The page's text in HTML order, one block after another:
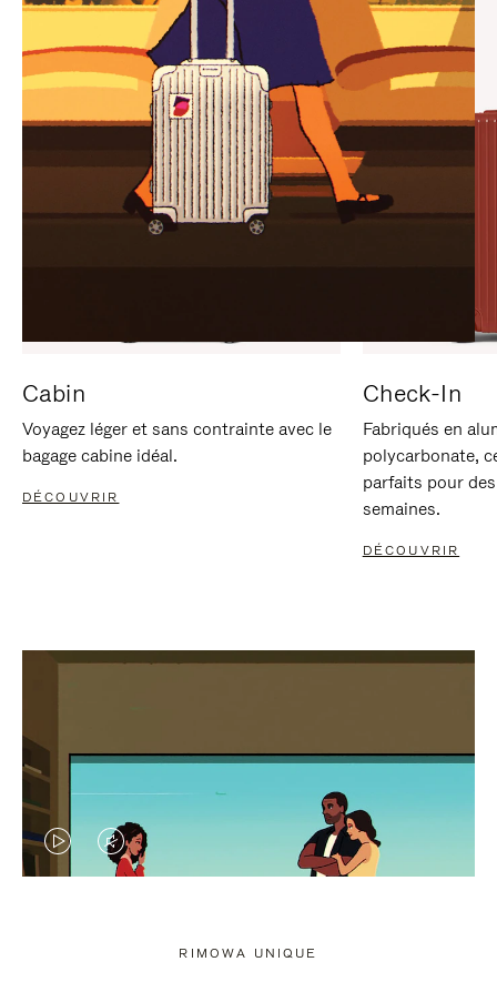
SUR
POUR
METTRE
PAUSE
VEUILLEZ
CLIQUER
POUR
RÉACTIVER
LE
SON
Cabin
Voyagez léger et sans contrainte avec le
bagage cabine idéal.
DÉCOUVRIR
Check-In
Fabriqués en
polycarbonate,
parfaits pour
semaines.
DÉCOUVRIR
LA LE
RIMOWA UNIQUE